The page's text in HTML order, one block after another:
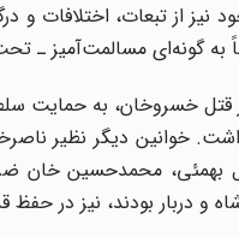
نیز از تبعات، اختلافات
به گونه‌ای مسالمت‌آمیز ـ
قتل خسروخان، به حمایت
خوانین دیگر نظیر
بهمئی، محمدحسین خان
شاه و دربار بودند، نیز در